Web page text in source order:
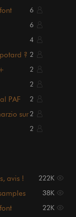
6
6
4
? 2
2
2
PAF
2
sur2
2
avis ! 222K
38K
22K